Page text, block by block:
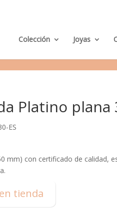
Colección Joyas
Platino plana
ES
mm) con certificado de calidad,
tienda